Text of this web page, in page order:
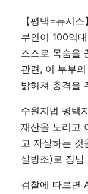
【평택=뉴시
부인이 100억
스스로 목숨을
관련, 이 부부
밝혀져 충격을
수원지법 평택
재산을 노리고
고 자살하는 것
살방조)로 장
검찰에 따르면